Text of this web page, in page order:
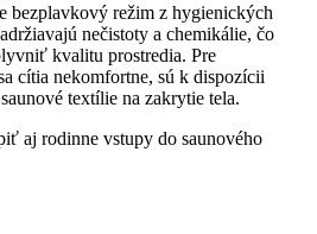
bezplavkový režim z hygienických
nečistoty a chemikálie, čo
kvalitu prostredia. Pre
cítia nekomfortne, sú k dispozícii
textílie na zakrytie tela.
aj rodinne vstupy do saunového